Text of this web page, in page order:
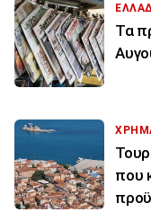
Τα
που